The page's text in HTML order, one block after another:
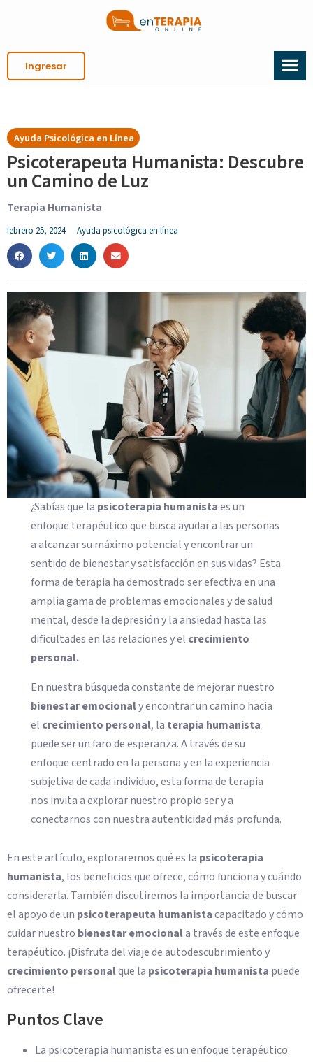
Ingresar
Ayuda Psicológica en Línea
Psicoterapeuta Humanista: Descubre
un Camino de Luz
Terapia Humanista
febrero 25, 2024 Ayuda psicológica en línea
¿Sabías que la psicoterapia humanistaes un
enfoque terapéutico que busca ayudar a las personas
a alcanzar su máximo potencial y encontrar un
sentido de bienestar y satisfacción en sus vidas? Esta
forma de terapia ha demostrado ser efectiva en una
amplia gama de problemas emocionales y de salud
mental, desde la depresión y la ansiedad hasta las
dificultades en las relaciones y el crecimiento
personal.
En nuestra búsqueda constante de mejorar nuestro
bienestar emocionaly encontrar un camino hacia
el crecimiento personal, la terapia humanista
puede ser un faro de esperanza. A través de su
enfoque centrado en la persona y en la experiencia
subjetiva de cada individuo, esta forma de terapia
nos invita a explorar nuestro propio ser y a
conectarnos con nuestra autenticidad más profunda.
En este artículo, exploraremos qué es la psicoterapia
humanista, los beneficios que ofrece, cómo funciona y cuándo
considerarla. También discutiremos la importancia de buscar
el apoyo de un psicoterapeuta humanistacapacitado y cómo
cuidar nuestro bienestar emocionala través de este enfoque
terapéutico. ¡Disfruta del viaje de autodescubrimiento y
crecimiento personalque la psicoterapia humanista puede
ofrecerte!
Puntos Clave
La psicoterapia humanista es un enfoque terapéutico